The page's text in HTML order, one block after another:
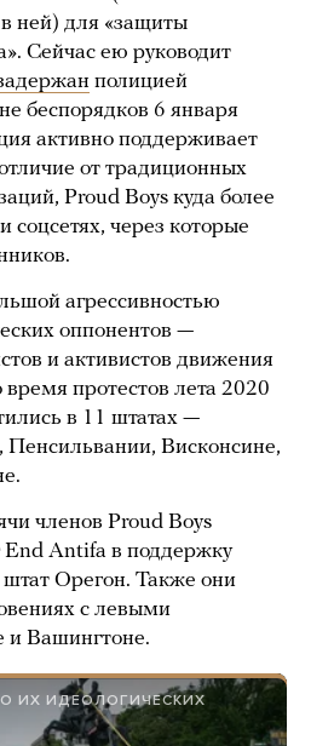
ней) для «защиты
Сейчас ею руководит
полицией
беспорядков 6 января
активно поддерживает
от традиционных
Proud Boys куда более
соцсетях, через которые
агрессивностью
оппонентов —
и активистов движения
протестов лета 2020
в 11 штатах —
Пенсильвании, Висконсине,
членов Proud Boys
End Antifa в поддержку
Орегон. Также они
с левыми
и Вашингтоне.
ИХ ИДЕОЛОГИЧЕСКИХ